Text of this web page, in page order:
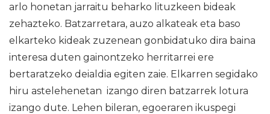
arlo honetan jarraitu beharko lituzkeen bideak
zehazteko. Batzarretara, auzo alkateak eta baso
elkarteko kideak zuzenean gonbidatuko dira baina
interesa duten gainontzeko herritarrei ere
bertaratzeko deialdia egiten zaie. Elkarren segidako
hiru astelehenetan izango diren batzarrek lotura
izango dute. Lehen bileran, egoeraren ikuspegi